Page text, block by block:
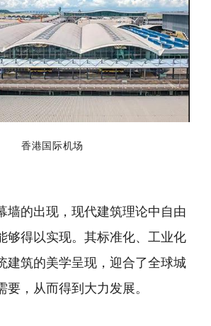
香港国际机场
墙的出现，现代建筑理论中自由
够得以实现。其标准化、工业化
建筑的美学呈现，迎合了全球城
要，从而得到大力发展。